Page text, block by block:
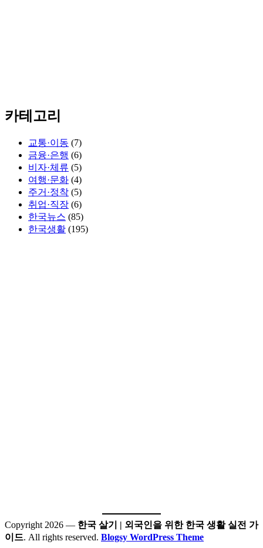
카테고리
교통·이동 (7)
금융·은행 (6)
비자·체류 (5)
여행·문화 (4)
주거·정착 (5)
취업·직장 (6)
한국뉴스 (85)
한국생활 (195)
Copyright 2026 — 한국 살기 | 외국인을 위한 한국 생활 실전 가
이드. All rights reserved. Blogsy WordPress Theme